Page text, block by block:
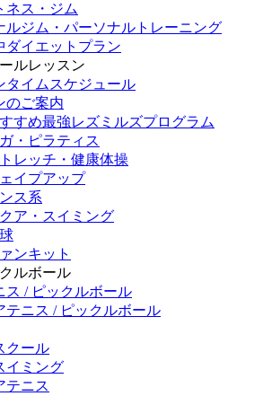
ネス・ジム
ルジム・パーソナルトレーニング
ダイエットプラン
ルレッスン
タイムスケジュール
のご案内
すめ最強レズミルズプログラム
・ピラティス
レッチ・健康体操
イプアップ
ス系
ア・スイミング
ンキット
ルボール
ス / ピックルボール
テニス / ピックルボール
クール
イミング
テニス